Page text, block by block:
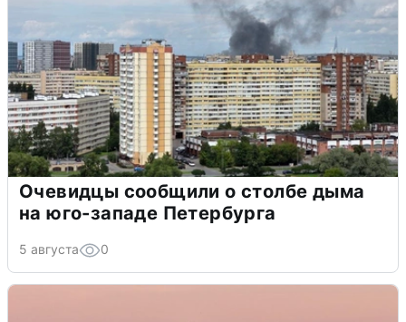
Очевидцы сообщили о столбе дыма
на юго-западе Петербурга
5 августа 0